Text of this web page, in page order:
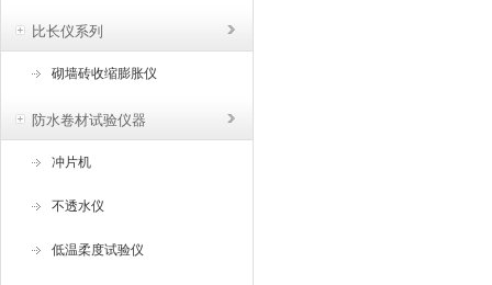
比长仪系列
砌墙砖收缩膨胀仪
防水卷材试验仪器
冲片机
不透水仪
低温柔度试验仪